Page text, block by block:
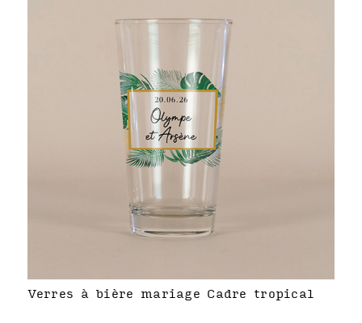
Verres à bière mariage Cadre tropical